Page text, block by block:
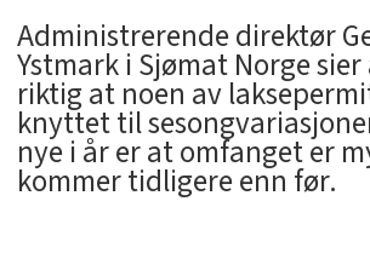
Administrerende direktør
Ystmark i Sjømat Norge
riktig at noen av
knyttet til
nye i år er at omfanget er
kommer tidligere enn før.